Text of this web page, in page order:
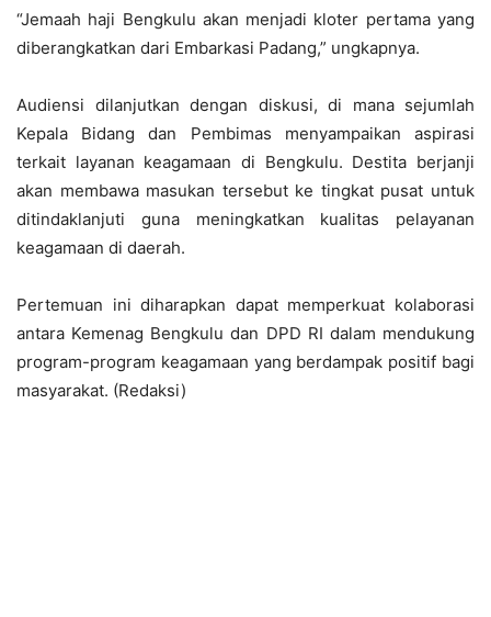
“Jemaah haji Bengkulu akan menjadi kloter pertama yang
diberangkatkan dari Embarkasi Padang,” ungkapnya.
Audiensi dilanjutkan dengan diskusi, di mana sejumlah
Kepala Bidang dan Pembimas menyampaikan aspirasi
terkait layanan keagamaan di Bengkulu. Destita berjanji
akan membawa masukan tersebut ke tingkat pusat untuk
ditindaklanjuti guna meningkatkan kualitas pelayanan
keagamaan di daerah.
Pertemuan ini diharapkan dapat memperkuat kolaborasi
antara Kemenag Bengkulu dan DPD RI dalam mendukung
program-program keagamaan yang berdampak positif bagi
masyarakat. (Redaksi)